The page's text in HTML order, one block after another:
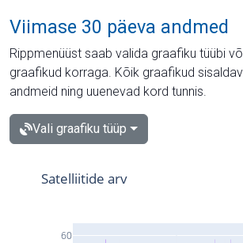
Viimase 30 päeva andmed
Rippmenüüst saab valida graafiku tüübi
graafikud korraga. Kõik graafikud
andmeid ning uuenevad kord tunnis.
Vali graafiku tüüp
60
Satelliitide arv